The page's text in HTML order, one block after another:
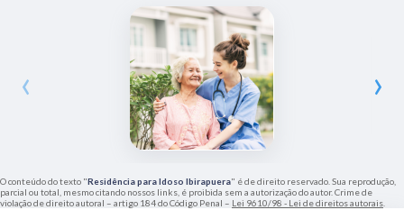
‹ ›
O conteúdo do texto "Residência para Idoso Ibirapuera" é de direito reservado. Sua reprodução,
parcial ou total, mesmo citando nossos links, é proibida sem a autorização do autor. Crime de
violação de direito autoral – artigo 184 do Código Penal – Lei 9610/98 - Lei de direitos autorais